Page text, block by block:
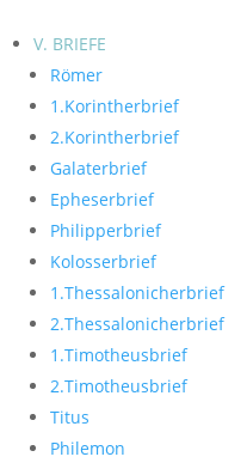
V. BRIEFE
Römer
1.Korintherbrief
2.Korintherbrief
Galaterbrief
Epheserbrief
Philipperbrief
Kolosserbrief
1.Thessalonicherbrief
2.Thessalonicherbrief
1.Timotheusbrief
2.Timotheusbrief
Titus
Philemon